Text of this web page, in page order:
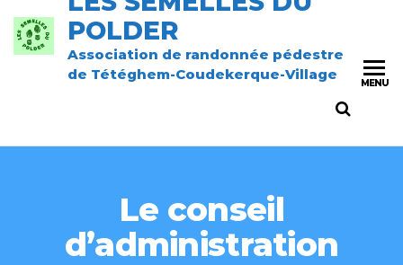
POLDER
Association de randonnée pédestre
de Tétéghem-Coudekerque-Village
MENU
Le conseil
d’administration